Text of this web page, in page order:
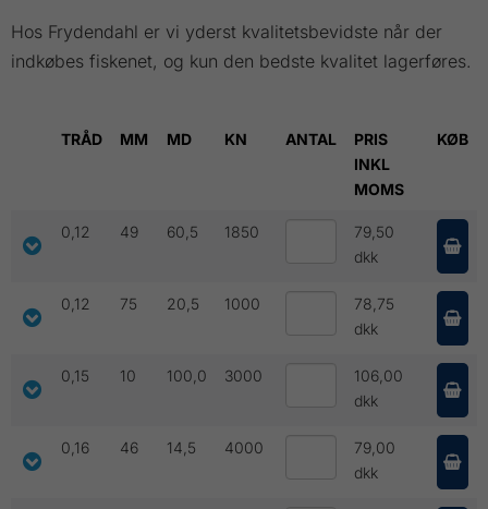
Hos Frydendahl er vi yderst kvalitetsbevidste når der
indkøbes fiskenet, og kun den bedste kvalitet lagerføres.
TRÅD MM MD KN ANTAL
PRIS
INKL
MOMS
KØB
0,12 49 60,5 1850
79,50
dkk
0,12 75 20,5 1000
78,75
dkk
0,15 10 100,0 3000
106,00
dkk
0,16 46 14,5 4000
79,00
dkk